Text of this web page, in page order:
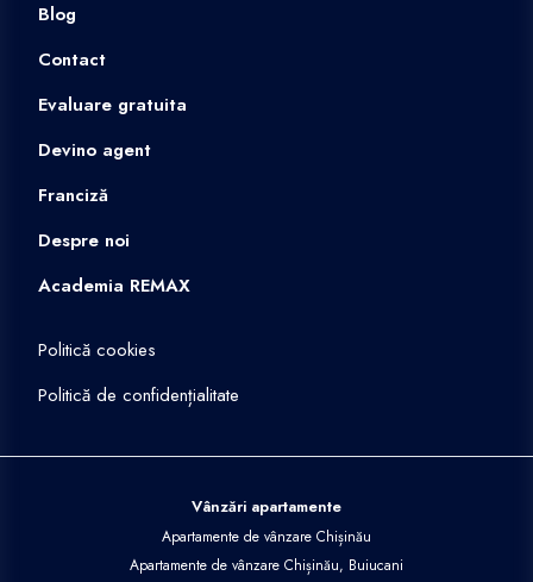
Blog
Contact
Evaluare gratuita
Devino agent
Franciză
Despre noi
Academia REMAX
Politică cookies
Politică de confidențialitate
Vânzări apartamente
Apartamente de vânzare Chișinău
Apartamente de vânzare Chișinău, Buiucani